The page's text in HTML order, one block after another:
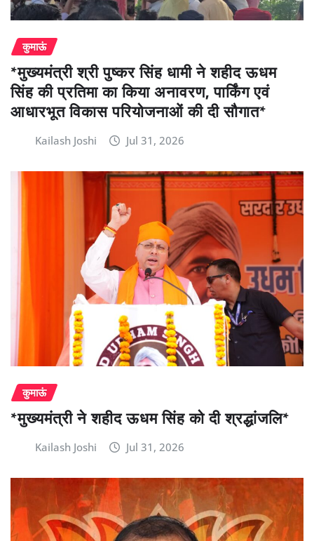
कुमाऊं
*मुख्यमंत्री श्री पुष्कर सिंह धामी ने शहीद ऊधम
सिंह की प्रतिमा का किया अनावरण, पार्किंग एवं
आधारभूत विकास परियोजनाओं की दी सौगात*
Kailash Joshi Jul 31, 2026
कुमाऊं
*मुख्यमंत्री ने शहीद ऊधम सिंह को दी श्रद्धांजलि*
Kailash Joshi Jul 31, 2026